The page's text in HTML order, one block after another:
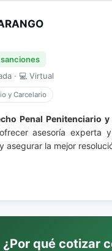
· 💻 Virtual
y Carcelario
Penal Penitenciario
asesoría
la mejor
¿Por qué cotizar